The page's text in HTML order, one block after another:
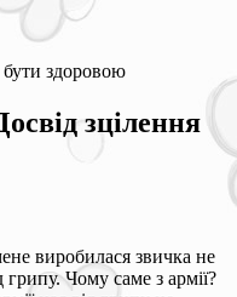
здоровою
зцілення
виробилася звичка не
грипу. Чому саме з армії?